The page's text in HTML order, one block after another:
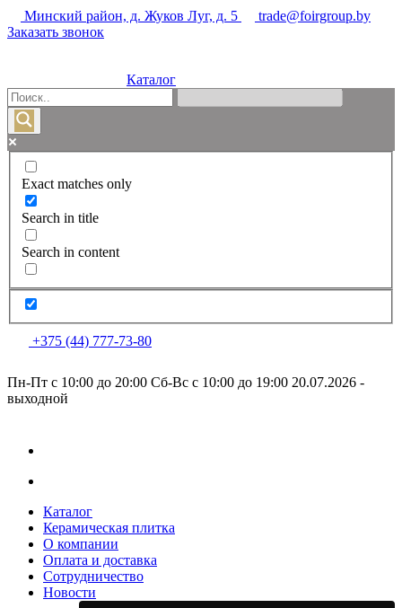
Минский район, д. Жуков Луг, д. 5
trade@foirgroup.by
Заказать звонок
Каталог
Exact matches only
Search in title
Search in content
+375 (44) 777-73-80
Пн-Пт с 10:00 до 20:00 Сб-Вс с 10:00 до 19:00 20.07.2026 -
выходной
Каталог
Керамическая плитка
О компании
Оплата и доставка
Сотрудничество
Новости